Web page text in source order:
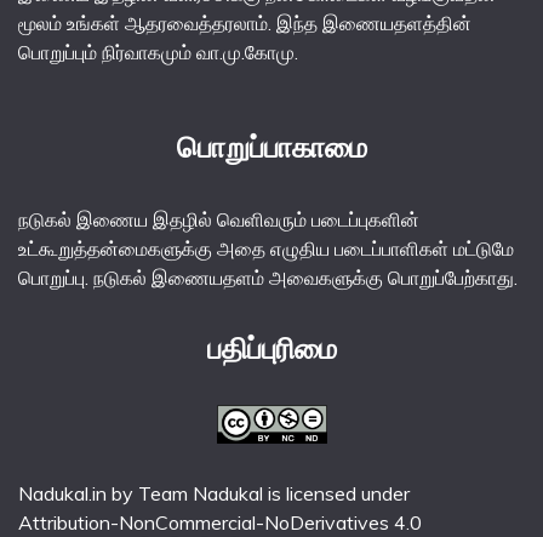
மூலம் உங்கள் ஆதரவைத்தரலாம். இந்த இணையதளத்தின்
பொறுப்பும் நிர்வாகமும் வா.மு.கோமு.
பொறுப்பாகாமை
நடுகல் இணைய இதழில் வெளிவரும் படைப்புகளின்
உட்கூறுத்தன்மைகளுக்கு அதை எழுதிய படைப்பாளிகள் மட்டுமே
பொறுப்பு. நடுகல் இணையதளம் அவைகளுக்கு பொறுப்பேற்காது.
பதிப்புரிமை
Nadukal.in by Team Nadukal is licensed under
Attribution-NonCommercial-NoDerivatives 4.0